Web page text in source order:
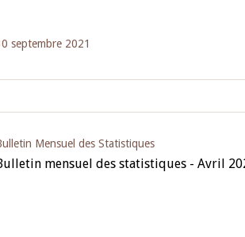
septembre 2021
Mensuel des Statistiques
mensuel des statistiques - Avril